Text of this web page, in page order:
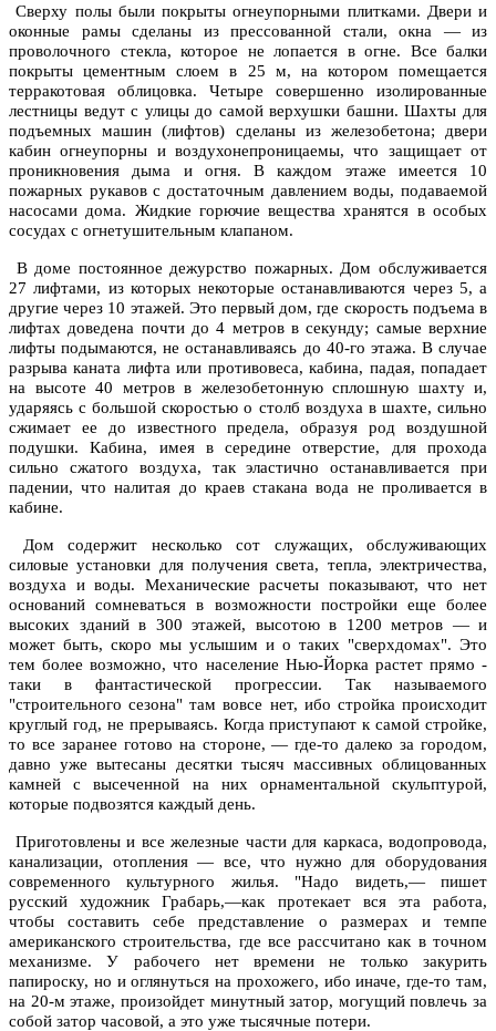
Сверху полы были покрыты огнеупорными плитками. Двери и
оконные рамы сделаны из прессованной стали, окна — из
проволочного стекла, которое не лопается в огне. Все балки
покрыты цементным слоем в 25 м, на котором помещается
терракотовая облицовка. Четыре совершенно изолированные
лестницы ведут с улицы до самой верхушки башни. Шахты для
подъемных машин (лифтов) сделаны из железобетона; двери
кабин огнеупорны и воздухонепроницаемы, что защищает от
проникновения дыма и огня. В каждом этаже имеется 10
пожарных рукавов с достаточным давлением воды, подаваемой
насосами дома. Жидкие горючие вещества хранятся в особых
сосудах с огнетушительным клапаном.
В доме постоянное дежурство пожарных. Дом обслуживается
27 лифтами, из которых некоторые останавливаются через 5, а
другие через 10 этажей. Это первый дом, где скорость подъема в
лифтах доведена почти до 4 метров в секунду; самые верхние
лифты подымаются, не останавливаясь до 40-го этажа. В случае
разрыва каната лифта или противовеса, кабина, падая, попадает
на высоте 40 метров в железобетонную сплошную шахту и,
ударяясь с большой скоростью о столб воздуха в шахте, сильно
сжимает ее до известного предела, образуя род воздушной
подушки. Кабина, имея в середине отверстие, для прохода
сильно сжатого воздуха, так эластично останавливается при
падении, что налитая до краев стакана вода не проливается в
кабине.
Дом содержит несколько сот служащих, обслуживающих
силовые установки для получения света, тепла, электричества,
воздуха и воды. Механические расчеты показывают, что нет
оснований сомневаться в возможности постройки еще более
высоких зданий в 300 этажей, высотою в 1200 метров — и
может быть, скоро мы услышим и о таких "сверхдомах". Это
тем более возможно, что население Нью-Йорка растет прямо -
таки в фантастической прогрессии. Так называемого
"строительного сезона" там вовсе нет, ибо стройка происходит
круглый год, не прерываясь. Когда приступают к самой стройке,
то все заранее готово на стороне, — где-то далеко за городом,
давно уже вытесаны десятки тысяч массивных облицованных
камней с высеченной на них орнаментальной скульптурой,
которые подвозятся каждый день.
Приготовлены и все железные части для каркаса, водопровода,
канализации, отопления — все, что нужно для оборудования
современного культурного жилья. "Надо видеть,— пишет
русский художник Грабарь,—как протекает вся эта работа,
чтобы составить себе представление о размерах и темпе
американского строительства, где все рассчитано как в точном
механизме. У рабочего нет времени не только закурить
папироску, но и оглянуться на прохожего, ибо иначе, где-то там,
на 20-м этаже, произойдет минутный затор, могущий повлечь за
собой затор часовой, а это уже тысячные потери.